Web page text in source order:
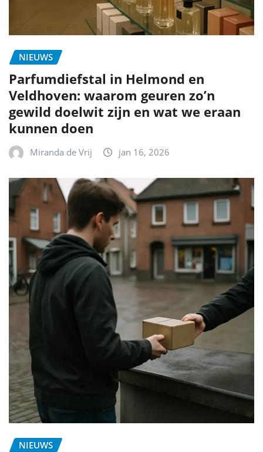
NIEUWS
Parfumdiefstal in Helmond en
Veldhoven: waarom geuren zo’n
gewild doelwit zijn en wat we eraan
kunnen doen
Miranda de Vrij jan 16, 2026
NIEUWS